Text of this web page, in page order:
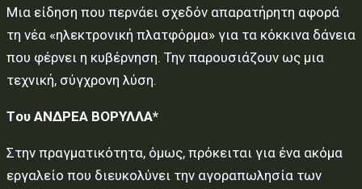
Μια είδηση που περνάει σχεδόν απαρατήρητη αφορά
τη νέα «ηλεκτρονική πλατφόρµα» για τα κόκκινα δάνεια
που φέρνει η κυβέρνηση. Την παρουσιάζουν ως µια
τεχνική, σύγχρονη λύση.
Tου ΑΝΔΡΕΑ ΒΟΡΥΛΛΑ*
Στην πραγµατικότητα, όµως, πρόκειται για ένα ακόµα
εργαλείο που διευκολύνει την αγοραπωλησία των